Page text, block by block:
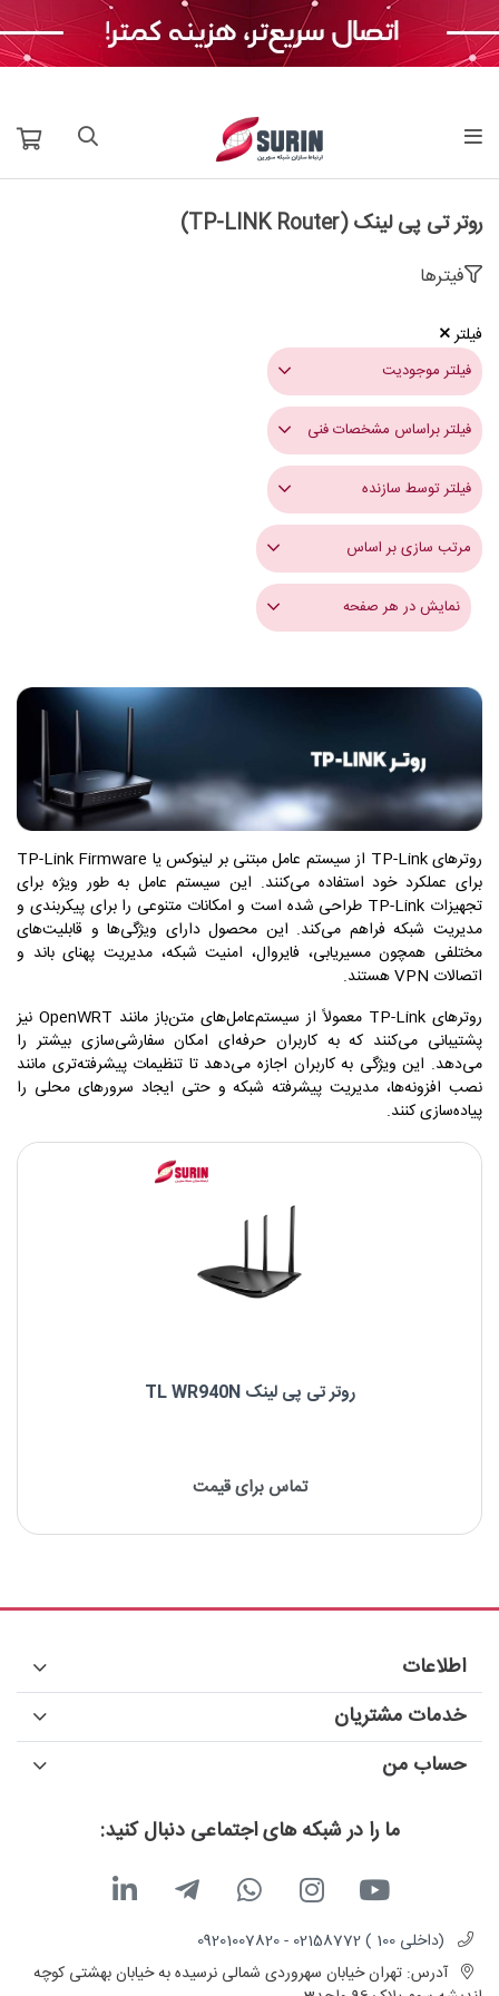
روتر تی پی لینک (TP-LINK Router)
فیترها
فیلتر
فیلتر موجودیت
فیلتر براساس مشخصات فنی
فیلتر توسط سازنده
مرتب سازی بر اساس
نمایش در هر صفحه
روترهای TP-Link از سیستم عامل مبتنی بر لینوکس یا TP-Link Firmware
برای عملکرد خود استفاده می‌کنند. این سیستم عامل به طور ویژه برای
تجهیزات TP-Link طراحی شده است و امکانات متنوعی را برای پیکربندی و
مدیریت شبکه فراهم می‌کند. این محصول دارای ویژگی‌ها و قابلیت‌های
مختلفی همچون مسیریابی، فایروال، امنیت شبکه، مدیریت پهنای باند و
اتصالات VPN هستند.
روترهای TP-Link معمولاً از سیستم‌عامل‌های متن‌باز مانند OpenWRT نیز
پشتیبانی می‌کنند که به کاربران حرفه‌ای امکان سفارشی‌سازی بیشتر را
می‌دهد. این ویژگی به کاربران اجازه می‌دهد تا تنظیمات پیشرفته‌تری مانند
نصب افزونه‌ها، مدیریت پیشرفته شبکه و حتی ایجاد سرورهای محلی را
پیاده‌سازی کنند.
روتر تی پی لینک TL WR940N
تماس برای قیمت
ما را در شبکه های اجتماعی دنبال کنید:
(داخلی 100 ) 02158772 - 09201007820
آدرس: تهران خیابان سهروردی شمالی نرسیده به خیابان بهشتی کوچه
اطلاعات
خدمات مشتریان
حساب من